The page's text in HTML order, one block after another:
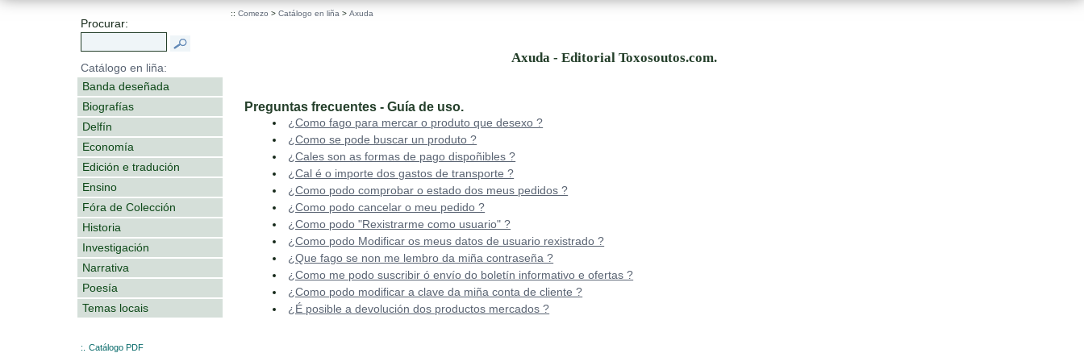
Procurar:
Catálogo en liña:
Banda deseñada
Biografías
Delfín
Economía
Edición e tradución
Ensino
Fóra de Colección
Historia
Investigación
Narrativa
Poesía
Temas locais
:.
Catálogo PDF
:: Comezo > Catálogo en liña > Axuda
Axuda - Editorial Toxosoutos.com.
Preguntas frecuentes - Guía de uso.
¿Como fago para mercar o produto que desexo ?
¿Como se pode buscar un produto ?
¿Cales son as formas de pago dispoñibles ?
¿Cal é o importe dos gastos de transporte ?
¿Como podo comprobar o estado dos meus pedidos ?
¿Como podo cancelar o meu pedido ?
¿Como podo "Rexistrarme como usuario" ?
¿Como podo Modificar os meus datos de usuario rexistrado ?
¿Que fago se non me lembro da miña contraseña ?
¿Como me podo suscribir ó envío do boletín informativo e ofertas ?
¿Como podo modificar a clave da miña conta de cliente ?
¿É posible a devolución dos productos mercados ?